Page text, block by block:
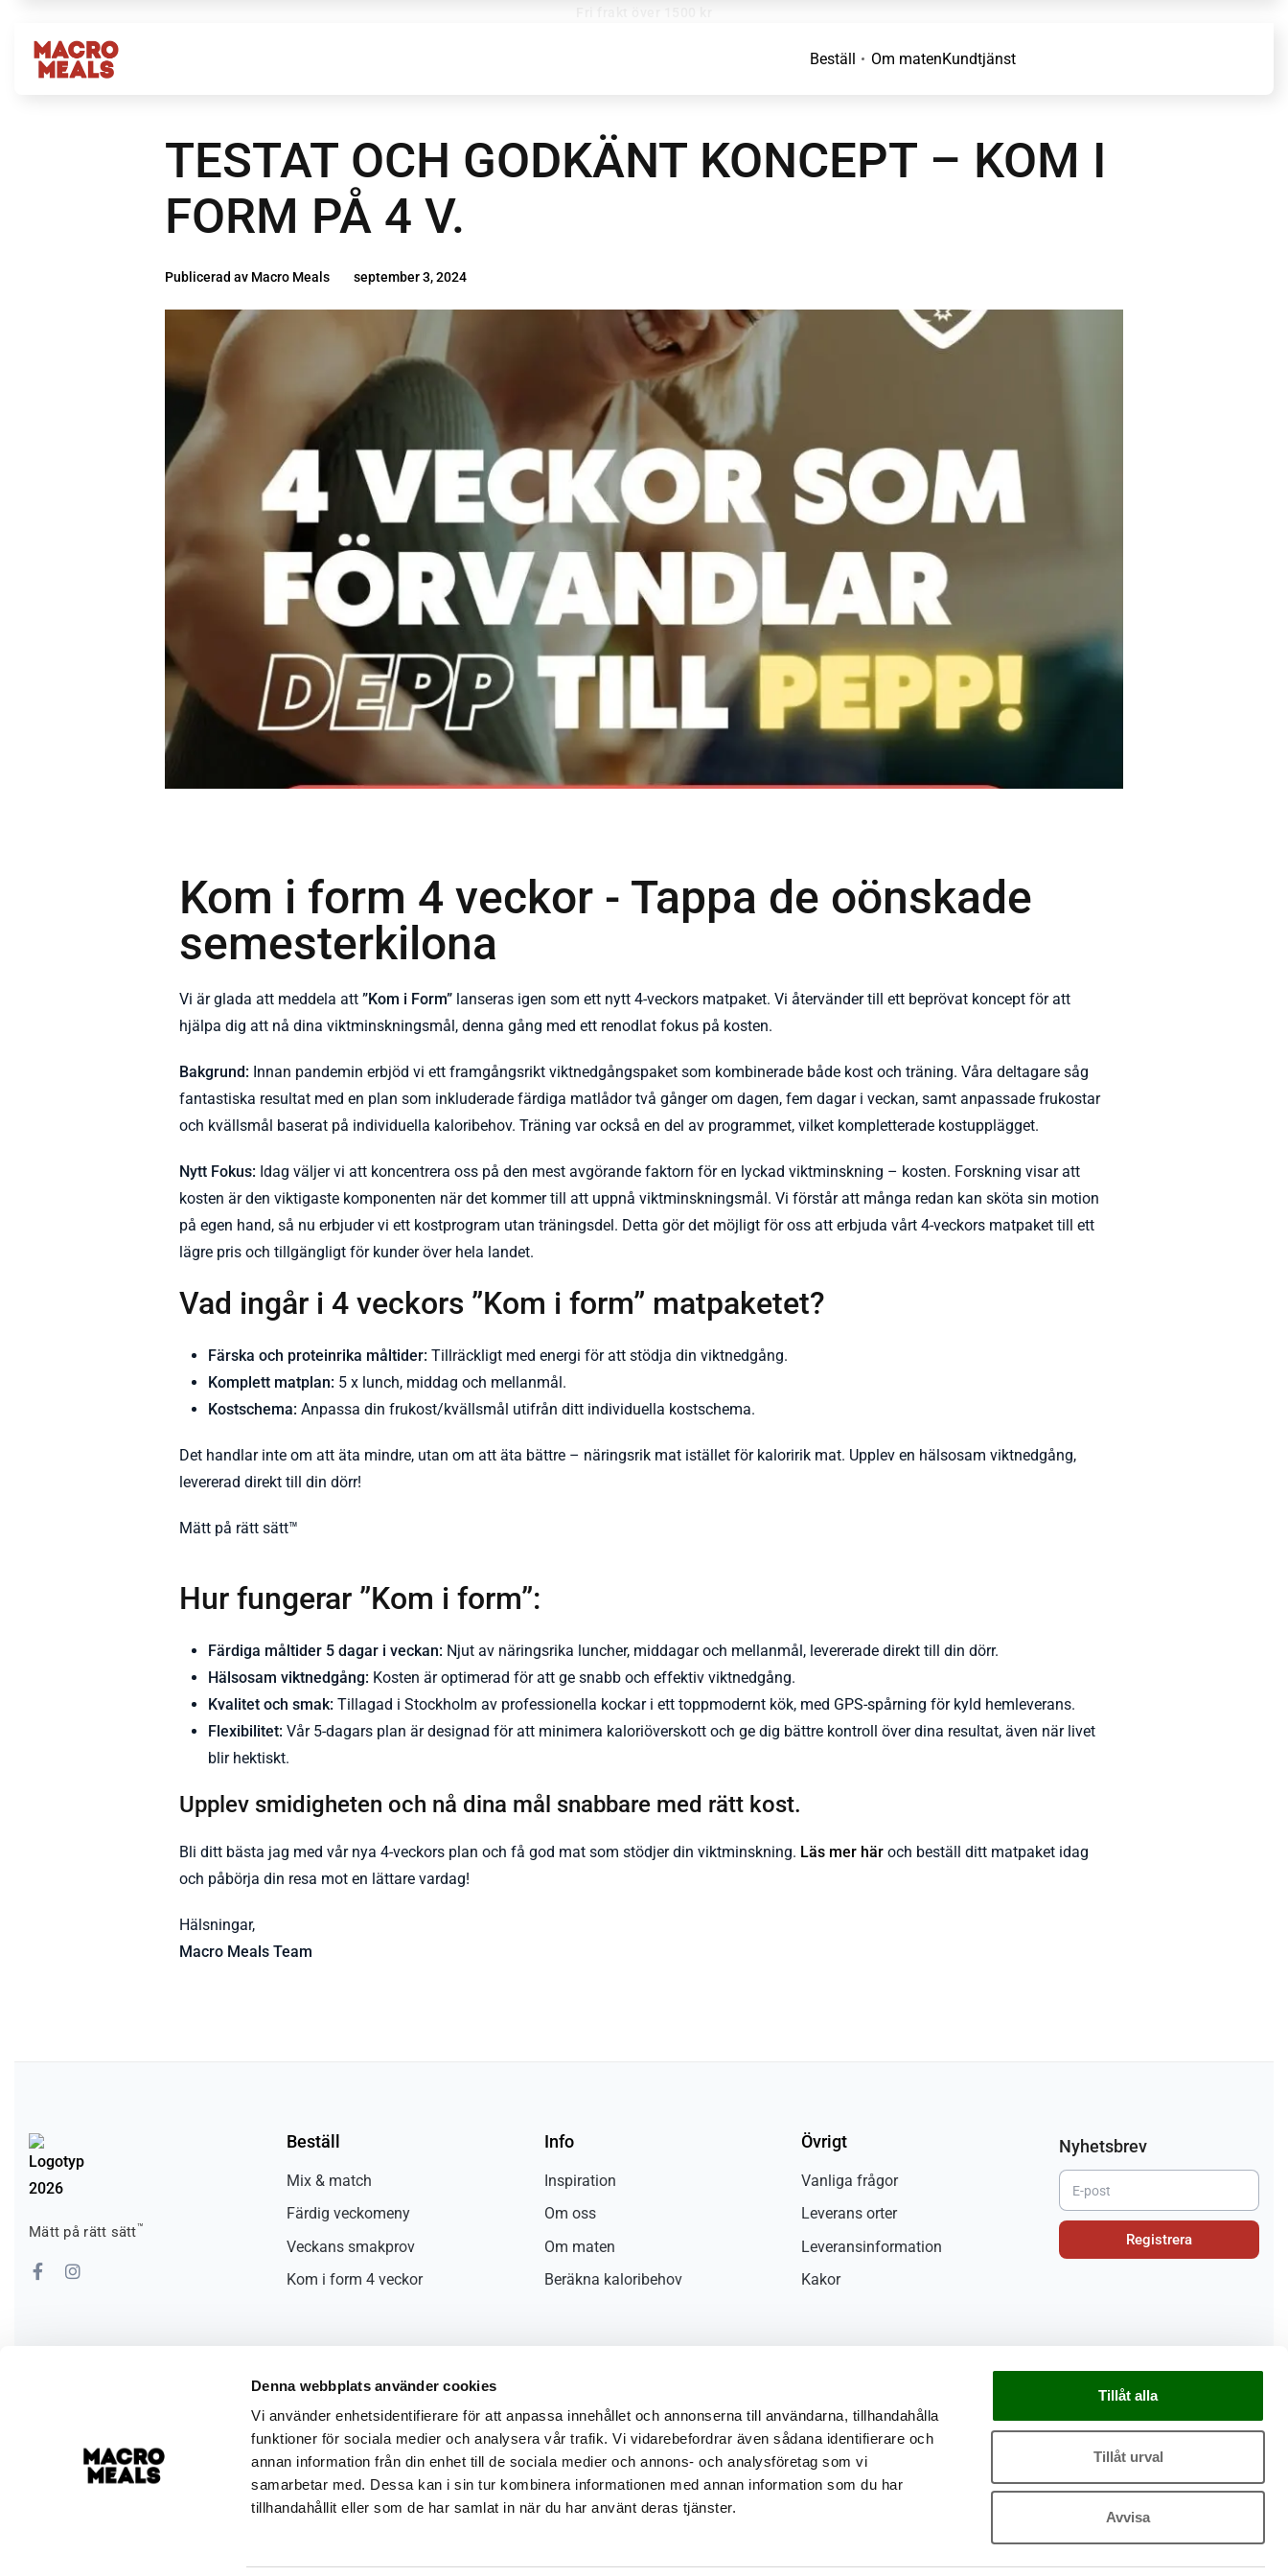
Denna webbplats använder cookies
Vi använder enhetsidentifierare för att anpassa innehållet och annonserna till användarna, tillhandahålla
funktioner för sociala medier och analysera vår trafik. Vi vidarebefordrar även sådana identifierare och
annan information från din enhet till de sociala medier och annons- och analysföretag som vi
samarbetar med. Dessa kan i sin tur kombinera informationen med annan information som du har
tillhandahållit eller som de har samlat in när du har använt deras tjänster.
Tillåt alla
Tillåt urval
Avvisa
Beställ Om matenKundtjänst
TESTAT OCH GODKÄNT KONCEPT – KOM I
FORM PÅ 4 V.
Publicerad av Macro Meals september 3, 2024
Kom i form 4 veckor - Tappa de oönskade
semesterkilona
Vi är glada att meddela att ”Kom i Form” lanseras igen som ett nytt 4-veckors matpaket. Vi återvänder till ett beprövat koncept för att
hjälpa dig att nå dina viktminskningsmål, denna gång med ett renodlat fokus på kosten.
Bakgrund: Innan pandemin erbjöd vi ett framgångsrikt viktnedgångspaket som kombinerade både kost och träning. Våra deltagare såg
fantastiska resultat med en plan som inkluderade färdiga matlådor två gånger om dagen, fem dagar i veckan, samt anpassade frukostar
och kvällsmål baserat på individuella kaloribehov. Träning var också en del av programmet, vilket kompletterade kostupplägget.
Nytt Fokus: Idag väljer vi att koncentrera oss på den mest avgörande faktorn för en lyckad viktminskning – kosten. Forskning visar att
kosten är den viktigaste komponenten när det kommer till att uppnå viktminskningsmål. Vi förstår att många redan kan sköta sin motion
på egen hand, så nu erbjuder vi ett kostprogram utan träningsdel. Detta gör det möjligt för oss att erbjuda vårt 4-veckors matpaket till ett
lägre pris och tillgängligt för kunder över hela landet.
Vad ingår i 4 veckors ”Kom i form” matpaketet?
Färska och proteinrika måltider: Tillräckligt med energi för att stödja din viktnedgång.
Komplett matplan: 5 x lunch, middag och mellanmål.
Kostschema: Anpassa din frukost/kvällsmål utifrån ditt individuella kostschema.
Det handlar inte om att äta mindre, utan om att äta bättre – näringsrik mat istället för kaloririk mat. Upplev en hälsosam viktnedgång,
levererad direkt till din dörr!
Mätt på rätt sätt™️
Hur fungerar ”Kom i form”:
Färdiga måltider 5 dagar i veckan: Njut av näringsrika luncher, middagar och mellanmål, levererade direkt till din dörr.
Hälsosam viktnedgång: Kosten är optimerad för att ge snabb och effektiv viktnedgång.
Kvalitet och smak: Tillagad i Stockholm av professionella kockar i ett toppmodernt kök, med GPS-spårning för kyld hemleverans.
Flexibilitet: Vår 5-dagars plan är designad för att minimera kaloriöverskott och ge dig bättre kontroll över dina resultat, även när livet
blir hektiskt.
Upplev smidigheten och nå dina mål snabbare med rätt kost.
Bli ditt bästa jag med vår nya 4-veckors plan och få god mat som stödjer din viktminskning. Läs mer här och beställ ditt matpaket idag
och påbörja din resa mot en lättare vardag!
Hälsningar,
Macro Meals Team
Mätt på rätt sätt™
Beställ
Mix & match
Färdig veckomeny
Veckans smakprov
Kom i form 4 veckor
Info
Inspiration
Om oss
Om maten
Beräkna kaloribehov
Övrigt
Vanliga frågor
Leverans orter
Leveransinformation
Kakor
Nyhetsbrev
Registrera
Säkra och trygga betalningar
Macro Meals © – Alla rättigheter reserverade 2026